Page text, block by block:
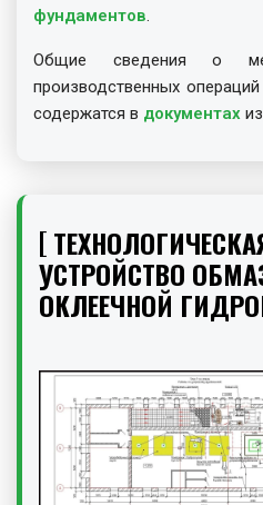
фундаментов.
Общие сведения о
производственных
содержатся в документах
УСТРОЙСТВО
ОКЛЕЕЧНОЙ